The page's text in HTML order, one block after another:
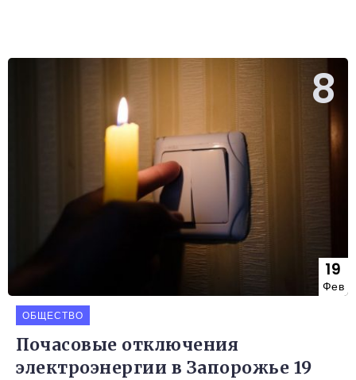
19
Фев
ОБЩЕСТВО
Почасовые отключения
электроэнергии в Запорожье 19